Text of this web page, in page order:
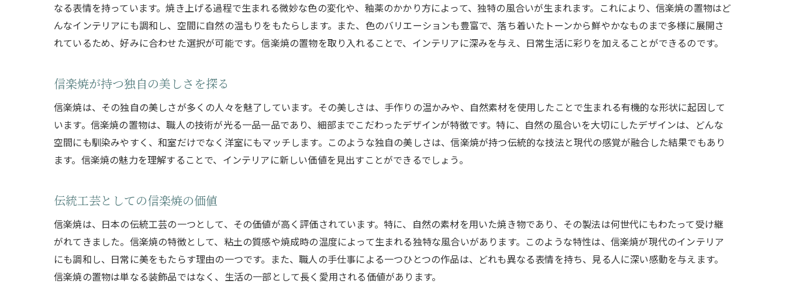
職人の技が活きる信楽焼の風合い
信楽焼の質感と色合いの特徴
信楽焼の風合いが持つ独特の魅力
信楽焼で部屋を彩るテクニック
信楽焼の置物を飾るポイント
信楽焼がもたらす空間の雰囲気
唯一無二の信楽焼の置物の魅力
自然素材を活かした信楽焼の美しさ
信楽焼の置物が持つ特別な価値
なる表情を持っています。焼き上げる過程で生まれる微妙な色の変化や、釉薬のかかり方によって、独特の風合いが生まれます。これにより、信楽焼の置物はど
んなインテリアにも調和し、空間に自然の温もりをもたらします。また、色のバリエーションも豊富で、落ち着いたトーンから鮮やかなものまで多様に展開さ
れているため、好みに合わせた選択が可能です。信楽焼の置物を取り入れることで、インテリアに深みを与え、日常生活に彩りを加えることができるのです。
信楽焼が持つ独自の美しさを探る
信楽焼は、その独自の美しさが多くの人々を魅了しています。その美しさは、手作りの温かみや、自然素材を使用したことで生まれる有機的な形状に起因して
います。信楽焼の置物は、職人の技術が光る一品一品であり、細部までこだわったデザインが特徴です。特に、自然の風合いを大切にしたデザインは、どんな
空間にも馴染みやすく、和室だけでなく洋室にもマッチします。このような独自の美しさは、信楽焼が持つ伝統的な技法と現代の感覚が融合した結果でもあり
ます。信楽焼の魅力を理解することで、インテリアに新しい価値を見出すことができるでしょう。
伝統工芸としての信楽焼の価値
信楽焼は、日本の伝統工芸の一つとして、その価値が高く評価されています。特に、自然の素材を用いた焼き物であり、その製法は何世代にもわたって受け継
がれてきました。信楽焼の特徴として、粘土の質感や焼成時の温度によって生まれる独特な風合いがあります。このような特性は、信楽焼が現代のインテリア
にも調和し、日常に美をもたらす理由の一つです。また、職人の手仕事による一つひとつの作品は、どれも異なる表情を持ち、見る人に深い感動を与えます。
信楽焼の置物は単なる装飾品ではなく、生活の一部として長く愛用される価値があります。